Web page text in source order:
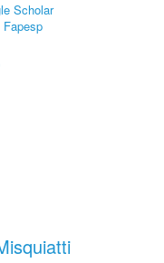
Scholar
Fapesp